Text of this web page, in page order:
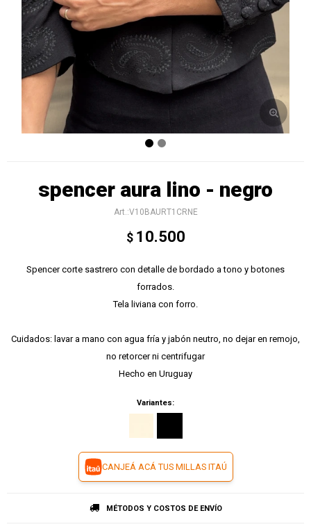
spencer aura lino - negro
V10BAURT1CRNE
$ 10.500
Spencer corte sastrero con detalle de bordado a tono y botones
forrados.
Tela liviana con forro.
Cuidados: lavar a mano con agua fría y jabón neutro, no dejar en remojo,
no retorcer ni centrifugar
Hecho en Uruguay
Variantes:
CANJEÁ ACÁ TUS MILLAS ITAÚ
MÉTODOS Y COSTOS DE ENVÍO